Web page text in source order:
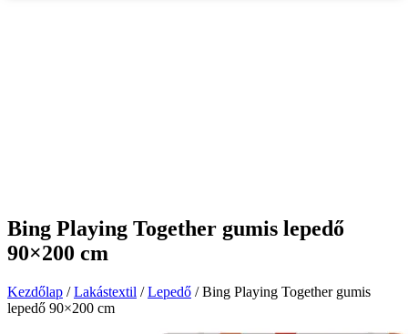
Bing Playing Together gumis lepedő
90×200 cm
Kezdőlap /Lakástextil /Lepedő / Bing Playing Together gumis
lepedő 90×200 cm